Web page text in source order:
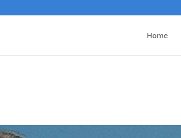
Home